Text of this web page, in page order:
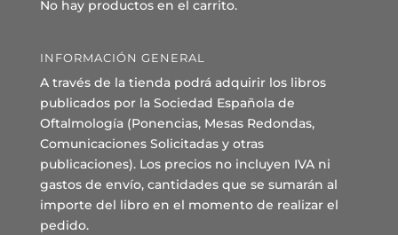
No hay productos en el carrito.
INFORMACIÓN GENERAL
A través de la tienda podrá adquirir los libros
publicados por la Sociedad Española de
Oftalmología (Ponencias, Mesas Redondas,
Comunicaciones Solicitadas y otras
publicaciones). Los precios no incluyen IVA ni
gastos de envío, cantidades que se sumarán al
importe del libro en el momento de realizar el
pedido.